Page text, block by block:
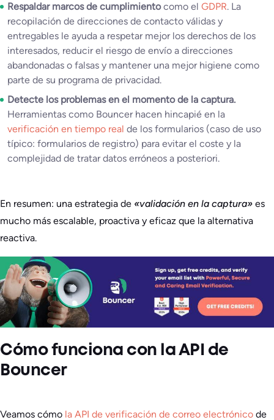
Respaldar marcos de cumplimientocomo el GDPR. La
recopilación de direcciones de contacto válidas y
entregables le ayuda a respetar mejor los derechos de los
interesados, reducir el riesgo de envío a direcciones
abandonadas o falsas y mantener una mejor higiene como
parte de su programa de privacidad.
Detecte los problemas en el momento de la captura.
Herramientas como Bouncer hacen hincapié en la
verificación en tiempo real de los formularios (caso de uso
típico: formularios de registro) para evitar el coste y la
complejidad de tratar datos erróneos a posteriori.
En resumen: una estrategia de «validación en la captura» es
mucho más escalable, proactiva y eficaz que la alternativa
reactiva.
Cómo funciona con la API de
Bouncer
Veamos cómo la API de verificación de correo electrónico de